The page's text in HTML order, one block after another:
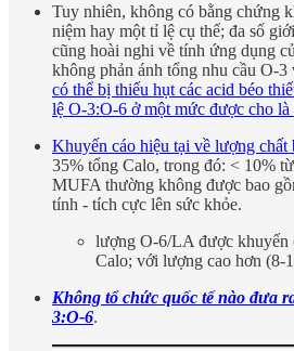
Tuy nhiên, không có bằng chứng
niệm hay một tỉ lệ cụ thể; đa số
cũng hoài nghi về tính ứng dụng
không phản ánh tổng nhu cầu O-3
có thể bị thiếu hụt các acid béo
lệ O-3:O-6 ở một mức được cho là
Khuyến cáo hiệu tại về lượng chất
35% tổng Calo, trong đó: < 10%
MUFA thường không được bao
tính - tích cực lên sức khỏe.
lượng O-6/LA được khuyến
Calo; với lượng cao hơn (8-
Không tổ chức quốc tế nào đưa
3:O-6.